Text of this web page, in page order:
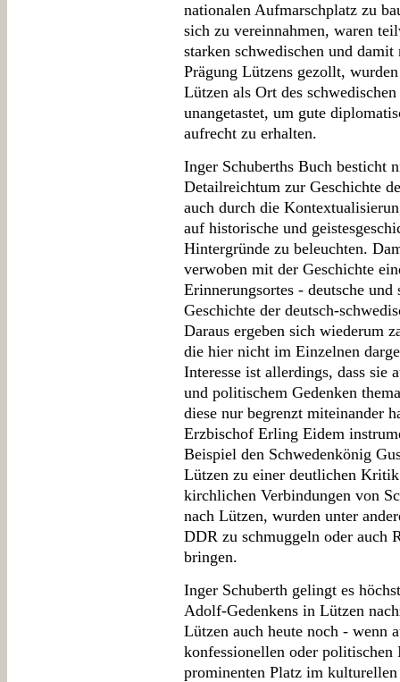
nationalen Aufmarschplatz zu
sich zu vereinnahmen, waren
starken schwedischen und
Prägung Lützens gezollt,
Lützen als Ort des
unangetastet, um gute
aufrecht zu erhalten.
Inger Schuberths Buch besticht
Detailreichtum zur Geschichte
auch durch die
auf historische und
Hintergründe zu beleuchten.
verwoben mit der Geschichte
Erinnerungsortes - deutsche
Geschichte der deutsch-
Daraus ergeben sich wiederum
die hier nicht im Einzelnen
Interesse ist allerdings, dass
und politischem Gedenken
diese nur begrenzt miteinander
Erzbischof Erling Eidem
Beispiel den Schwedenkönig
Lützen zu einer deutlichen
kirchlichen Verbindungen von
nach Lützen, wurden unter
DDR zu schmuggeln oder auch
bringen.
Inger Schuberth gelingt es
Adolf-Gedenkens in Lützen
Lützen auch heute noch - wenn
konfessionellen oder
prominenten Platz im